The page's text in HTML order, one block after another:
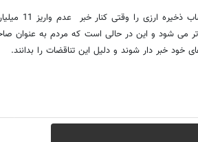
خبر تهی
می شود و این در حالی است که مردم به عنوان
خود خبر دار شوند و دلیل این تناقضات را بدانند.